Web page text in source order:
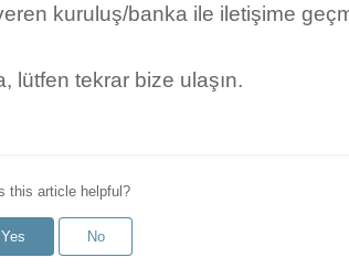
kuruluş/banka ile iletişime
lütfen tekrar bize ulaşın.
this article helpful?
Yes No